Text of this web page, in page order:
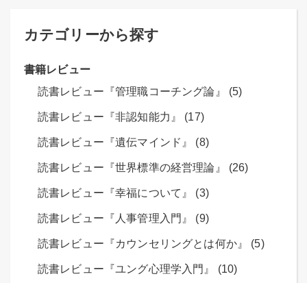
カテゴリーから探す
書籍レビュー
読書レビュー『管理職コーチング論』 (5)
読書レビュー『非認知能力』 (17)
読書レビュー『遺伝マインド』 (8)
読書レビュー『世界標準の経営理論』 (26)
読書レビュー『幸福について』 (3)
読書レビュー『人事管理入門』 (9)
読書レビュー『カウンセリングとは何か』 (5)
読書レビュー『ユング心理学入門』 (10)